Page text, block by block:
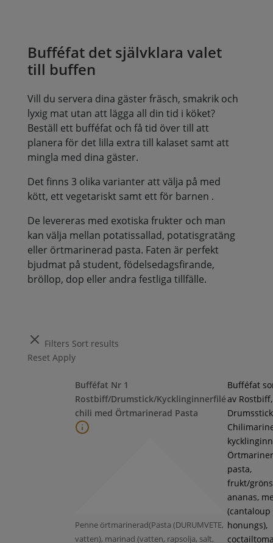
Bufféfat det självklara valet
till buffen
Vill du servera dina gäster fräsch, smakrik och
lyxig mat utan att lägga all din tid i köket?
Beställ ett bufféfat och få tid över till att
planera för det lilla extra till kalaset samt att
mingla med dina gäster.
Det finns 3 olika varianter att välja på med
kött, ett vegetariskt samt ett för barnen .
De levereras med exotiska frukter och man
kan välja mellan potatissallad, potatisgratäng
eller örtmarinerad pasta. Faten är perfekt
bjudmat på student, födelsedagsfirande,
bröllop, dop eller andra festliga tillfälle.
Filters Sort results
Reset Apply
Bufféfat Nr 1
Rostbiff/Drumstick/Kycklinginnerfilé
chili med Örtmarinerad Pasta
Penne örtmarinerad(Pasta (DURUMVETE,
vatten), marinad (vatten, rapsolja, salt,
Bufféfat
av Rostbiff,
pasta,
frukt/
ananas,
(cantaloup
honungs),